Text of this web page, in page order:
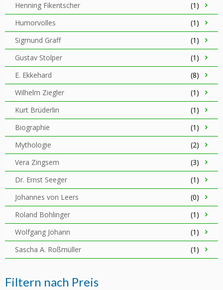
Henning Fikentscher
(1)
Humorvolles
(1)
Sigmund Graff
(1)
Gustav Stolper
(1)
E. Ekkehard
(8)
Wilhelm Ziegler
(1)
Kurt Brüderlin
(1)
Biographie
(1)
Mythologie
(2)
Vera Zingsem
(3)
Dr. Ernst Seeger
(1)
Johannes von Leers
(0)
Roland Bohlinger
(1)
Wolfgang Johann
(1)
Sascha A. Roßmüller
(1)
Filtern nach Preis